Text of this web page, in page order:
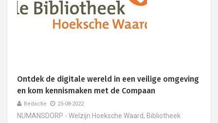
Ontdek de digitale wereld in een veilige omgeving
en kom kennismaken met de Compaan
Redactie 25-08-2022
NUMANSDORP - Welzijn Hoeksche Waard, Bibliotheek